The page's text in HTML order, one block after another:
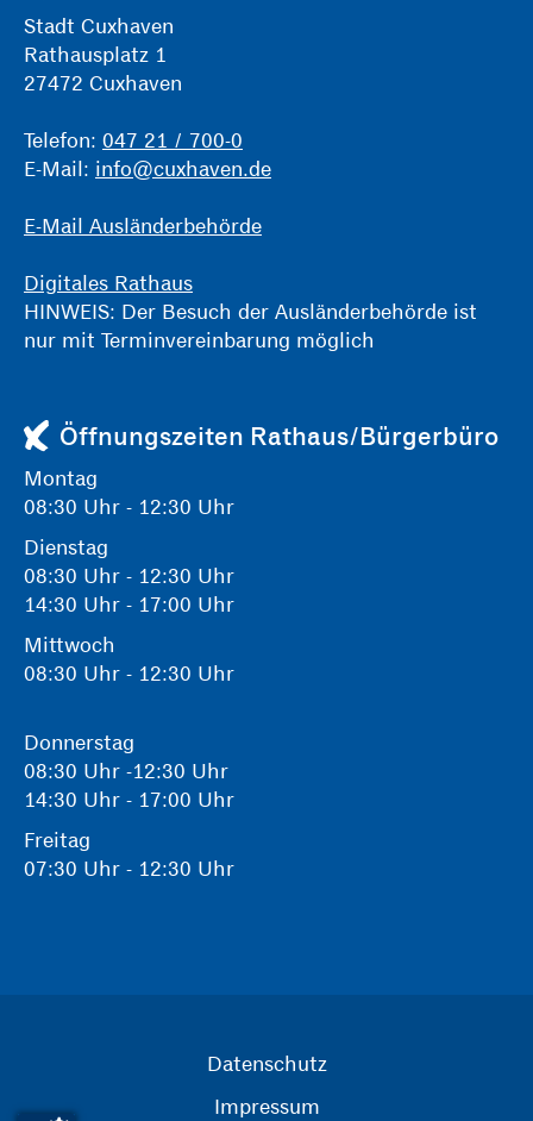
Stadt Cuxhaven
Rathausplatz 1
27472 Cuxhaven
Telefon: 047 21 / 700-0
E-Mail: info@cuxhaven.de
E-Mail Ausländerbehörde
Digitales Rathaus
HINWEIS: Der Besuch der Ausländerbehörde ist
nur mit Terminvereinbarung möglich
Öffnungszeiten Rathaus/Bürgerbüro
Montag
08:30 Uhr - 12:30 Uhr
Dienstag
08:30 Uhr - 12:30 Uhr
14:30 Uhr - 17:00 Uhr
Mittwoch
08:30 Uhr - 12:30 Uhr
Donnerstag
08:30 Uhr -12:30 Uhr
14:30 Uhr - 17:00 Uhr
Freitag
07:30 Uhr - 12:30 Uhr
Datenschutz
Impressum